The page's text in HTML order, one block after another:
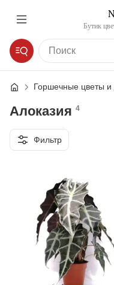
Бутик
Горшечные цветы
Алоказия 4
Фильтр